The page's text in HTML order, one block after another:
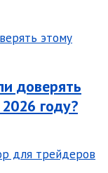
доверять
году?